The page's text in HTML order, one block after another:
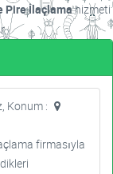
Pire İlaçlamahizmeti
Konum :
firmasıyla